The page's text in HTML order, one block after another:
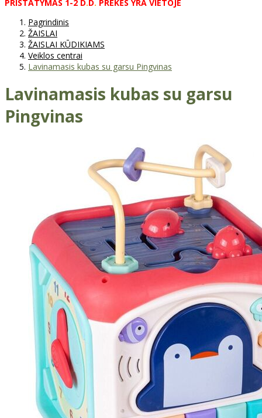
PRISTATYMAS 1-2 D. D. PREKĖS YRA VIETOJE
Pagrindinis
ŽAISLAI
ŽAISLAI KŪDIKIAMS
Veiklos centrai
Lavinamasis kubas su garsu Pingvinas
Lavinamasis kubas su garsu
Pingvinas